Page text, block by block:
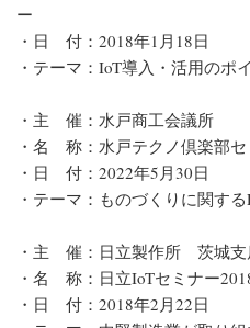
ー
・日 付：2018年1月18日
・テーマ：IoT導入・活用のポ
・主 催：水戸商工会議所
・名 称：水戸テクノ倶楽部セ
・日 付：2022年5月30日
・テーマ：ものづくりに関す
・主 催：日立製作所 茨城支
・名 称：日立IoTセミナー
・日 付：2018年2月22日